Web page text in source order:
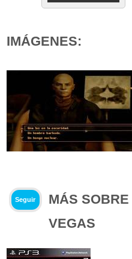
IMÁGENES:
Seguir
MÁS
VEGAS